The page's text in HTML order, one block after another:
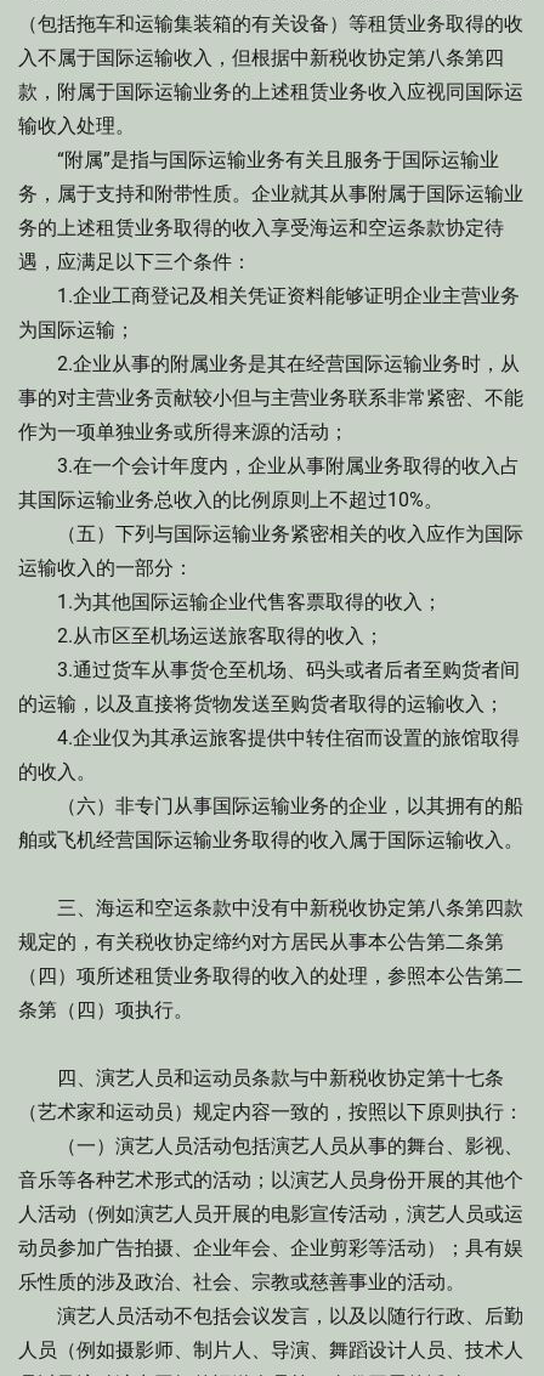
（包括拖车和运输集装箱的有关设备）等租赁业务取得的收
入不属于国际运输收入，但根据中新税收协定第八条第四
款，附属于国际运输业务的上述租赁业务收入应视同国际运
输收入处理。
“附属”是指与国际运输业务有关且服务于国际运输业
务，属于支持和附带性质。企业就其从事附属于国际运输业
务的上述租赁业务取得的收入享受海运和空运条款协定待
遇，应满足以下三个条件：
1.企业工商登记及相关凭证资料能够证明企业主营业务
为国际运输；
2.企业从事的附属业务是其在经营国际运输业务时，从
事的对主营业务贡献较小但与主营业务联系非常紧密、不能
作为一项单独业务或所得来源的活动；
3.在一个会计年度内，企业从事附属业务取得的收入占
其国际运输业务总收入的比例原则上不超过10%。
（五）下列与国际运输业务紧密相关的收入应作为国际
运输收入的一部分：
1.为其他国际运输企业代售客票取得的收入；
2.从市区至机场运送旅客取得的收入；
3.通过货车从事货仓至机场、码头或者后者至购货者间
的运输，以及直接将货物发送至购货者取得的运输收入；
4.企业仅为其承运旅客提供中转住宿而设置的旅馆取得
的收入。
（六）非专门从事国际运输业务的企业，以其拥有的船
舶或飞机经营国际运输业务取得的收入属于国际运输收入。
三、海运和空运条款中没有中新税收协定第八条第四款
规定的，有关税收协定缔约对方居民从事本公告第二条第
（四）项所述租赁业务取得的收入的处理，参照本公告第二
条第（四）项执行。
四、演艺人员和运动员条款与中新税收协定第十七条
（艺术家和运动员）规定内容一致的，按照以下原则执行：
（一）演艺人员活动包括演艺人员从事的舞台、影视、
音乐等各种艺术形式的活动；以演艺人员身份开展的其他个
人活动（例如演艺人员开展的电影宣传活动，演艺人员或运
动员参加广告拍摄、企业年会、企业剪彩等活动）；具有娱
乐性质的涉及政治、社会、宗教或慈善事业的活动。
演艺人员活动不包括会议发言，以及以随行行政、后勤
人员（例如摄影师、制片人、导演、舞蹈设计人员、技术人